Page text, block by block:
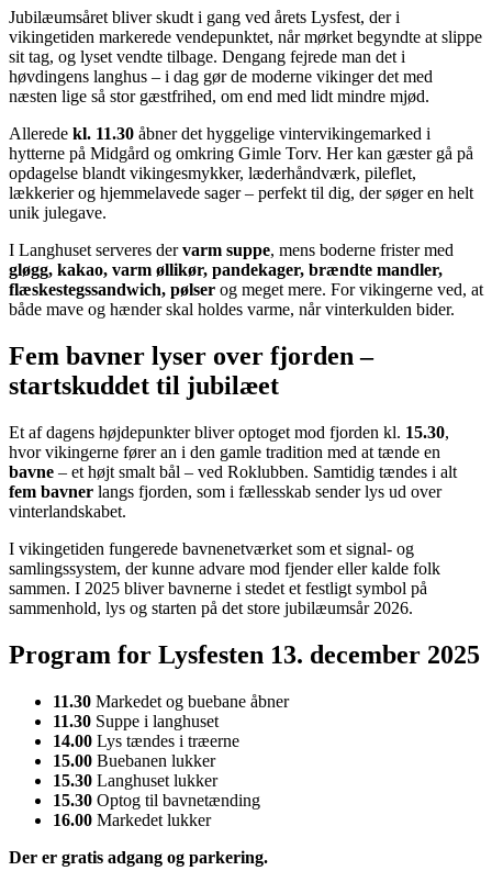
Jubilæumsåret bliver skudt i gang ved årets Lysfest, der i
vikingetiden markerede vendepunktet, når mørket begyndte at slippe
sit tag, og lyset vendte tilbage. Dengang fejrede man det i
høvdingens langhus – i dag gør de moderne vikinger det med
næsten lige så stor gæstfrihed, om end med lidt mindre mjød.
Allerede kl. 11.30 åbner det hyggelige vintervikingemarked i
hytterne på Midgård og omkring Gimle Torv. Her kan gæster gå på
opdagelse blandt vikingesmykker, læderhåndværk, pileflet,
lækkerier og hjemmelavede sager – perfekt til dig, der søger en helt
unik julegave.
I Langhuset serveres dervarm suppe, mens boderne frister med
gløgg, kakao, varm øllikør, pandekager, brændte mandler,
flæskestegssandwich, pølser og meget mere. For vikingerne ved, at
både mave og hænder skal holdes varme, når vinterkulden bider.
Fem bavner lyser over fjorden –
startskuddet til jubilæet
Et af dagens højdepunkter bliver optoget mod fjorden kl. 15.30,
hvor vikingerne fører an i den gamle tradition med at tænde en
bavne – et højt smalt bål – ved Roklubben. Samtidig tændes i alt
fem bavner langs fjorden, som i fællesskab sender lys ud over
vinterlandskabet.
I vikingetiden fungerede bavnenetværket som et signal- og
samlingssystem, der kunne advare mod fjender eller kalde folk
sammen. I 2025 bliver bavnerne i stedet et festligt symbol på
sammenhold, lys og starten på det store jubilæumsår 2026.
Program for Lysfesten 13. december 2025
11.30 Markedet og buebane åbner
11.30 Suppe i langhuset
14.00 Lys tændes i træerne
15.00 Buebanen lukker
15.30 Langhuset lukker
15.30 Optog til bavnetænding
16.00 Markedet lukker
Der er gratis adgang og parkering.